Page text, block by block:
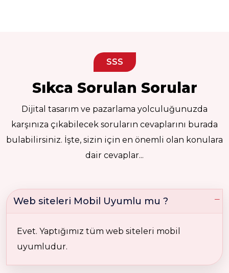
SSS
Sıkca Sorulan Sorular
Dijital tasarım ve pazarlama yolculuğunuzda
karşınıza çıkabilecek soruların cevaplarını burada
bulabilirsiniz. İşte, sizin için en önemli olan konulara
dair cevaplar...
Web siteleri Mobil Uyumlu mu ?
Evet. Yaptığımız tüm web siteleri mobil
uyumludur.